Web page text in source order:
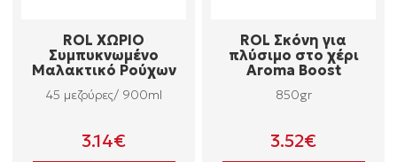
ROL ΧΩΡΙΟ
Συμπυκνωμένο
Μαλακτικό Ρούχων
45 μεζούρες/ 900ml
3.14€
ROL Σκόνη για
πλύσιμο στο χέρι
Aroma Boost
850gr
3.52€